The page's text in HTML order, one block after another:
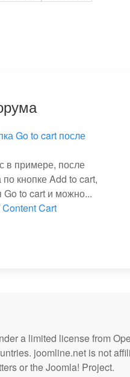
Go to cart после
в примере, после
кнопке Add to cart,
Go to cart и можно...
Content Cart
a limited license from
joomline.net is not
or the Joomla! Project.